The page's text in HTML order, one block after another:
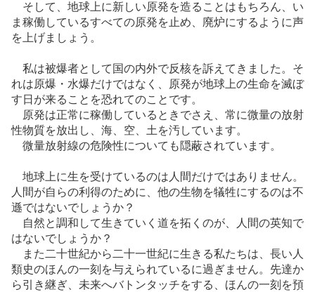
そして、地球上に新しい原発を造ることはもちろん、い
ま稼働しているすべての原発を止め、廃炉にするように声
を上げましょう。
私は被爆者として国の内外で反核を訴えてきました。そ
れは原爆・水爆だけではなく、原発が地球上の生命を滅ぼ
す日が来ることを恐れてのことです。
原発は正常に稼働しているときでさえ、常に微量の放射
性物質を放出し、海、空、土を汚しています。
微量放射線の危険性についても隠蔽されています。
地球上に生を受けているのは人間だけではありません。
人間が自らの利得のために、他の生物を犠牲にするのは不
遜ではないでしょうか？
自然と調和して生きていく道を拓くのが、人間の英知で
はないでしょうか？
また二十世紀から二十一世紀に生きる私たちは、長い人
類史のほんの一刻を与えられているに過ぎません。先達か
ら引き継ぎ、未来へバトンタッチをする、ほんの一刻を預